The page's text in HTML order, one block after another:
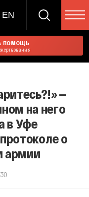
EN
ПОМОЩЬ
—
на него
в Уфе
о
армии